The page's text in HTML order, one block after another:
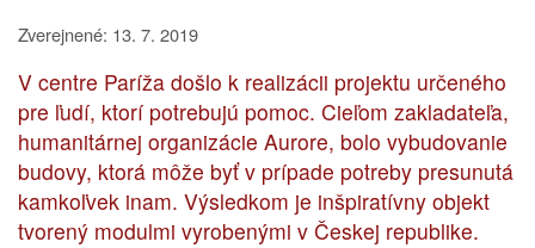
Zverejnené: 13. 7. 2019
V centre Paríža došlo k realizácii projektu určeného
pre ľudí, ktorí potrebujú pomoc. Cieľom zakladateľa,
humanitárnej organizácie Aurore, bolo vybudovanie
budovy, ktorá môže byť v prípade potreby presunutá
kamkoľvek inam. Výsledkom je inšpiratívny objekt
tvorený modulmi vyrobenými v Českej republike.